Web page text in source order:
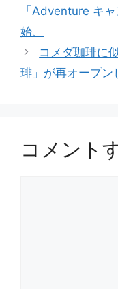
ー
「Adventure キ
始、
コメダ珈琲に
琲」が再オープン
コメント